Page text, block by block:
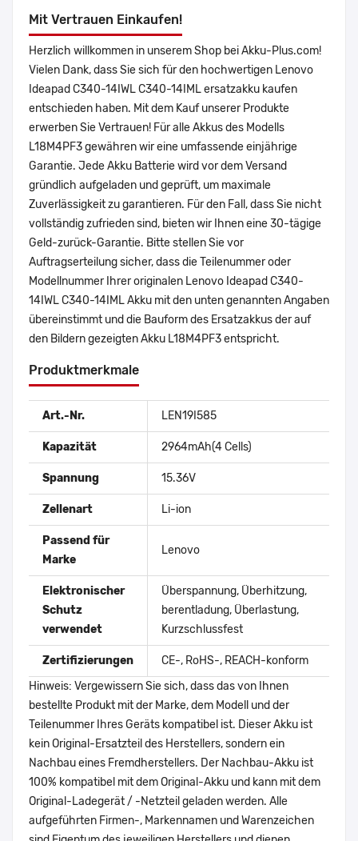
Mit Vertrauen Einkaufen!
Herzlich willkommen in unserem Shop bei Akku-Plus.com!
Vielen Dank, dass Sie sich für den hochwertigen Lenovo
Ideapad C340-14IWL C340-14IML ersatzakku kaufen
entschieden haben. Mit dem Kauf unserer Produkte
erwerben Sie Vertrauen! Für alle Akkus des Modells
L18M4PF3 gewähren wir eine umfassende einjährige
Garantie. Jede Akku Batterie wird vor dem Versand
gründlich aufgeladen und geprüft, um maximale
Zuverlässigkeit zu garantieren. Für den Fall, dass Sie nicht
vollständig zufrieden sind, bieten wir Ihnen eine 30-tägige
Geld-zurück-Garantie. Bitte stellen Sie vor
Auftragserteilung sicher, dass die Teilenummer oder
Modellnummer Ihrer originalen Lenovo Ideapad C340-
14IWL C340-14IML Akku mit den unten genannten Angaben
übereinstimmt und die Bauform des Ersatzakkus der auf
den Bildern gezeigten Akku L18M4PF3 entspricht.
Produktmerkmale
Art.-Nr. LEN19I585
Kapazität 2964mAh(4 Cells)
Spannung 15.36V
Zellenart Li-ion
Passend für
Marke
Lenovo
Elektronischer
Schutz
verwendet
Überspannung, Überhitzung,
berentladung, Überlastung,
Kurzschlussfest
Zertifizierungen
CE-, RoHS-, REACH-konform
Hinweis: Vergewissern Sie sich, dass das von Ihnen
bestellte Produkt mit der Marke, dem Modell und der
Teilenummer Ihres Geräts kompatibel ist. Dieser Akku ist
kein Original-Ersatzteil des Herstellers, sondern ein
Nachbau eines Fremdherstellers. Der Nachbau-Akku ist
100% kompatibel mit dem Original-Akku und kann mit dem
Original-Ladegerät / -Netzteil geladen werden. Alle
aufgeführten Firmen-, Markennamen und Warenzeichen